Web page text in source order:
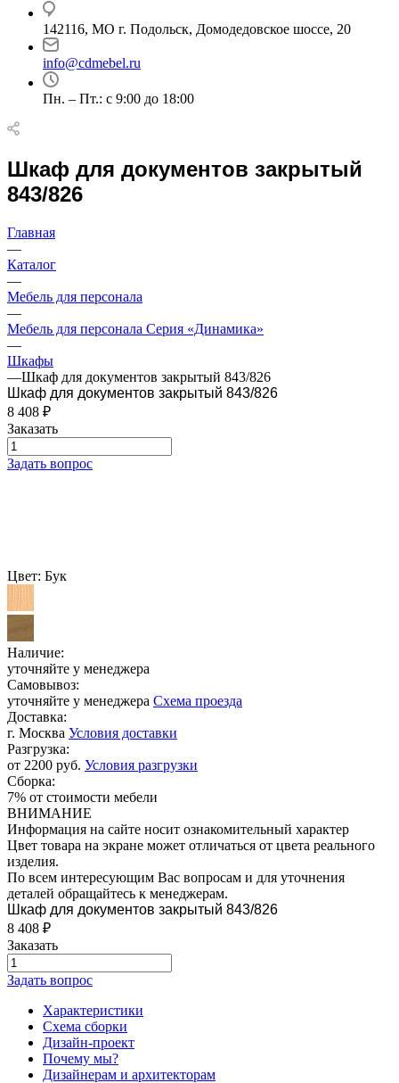
142116, МО г. Подольск, Домодедовское шоссе, 20
info@cdmebel.ru
Пн. – Пт.: с 9:00 до 18:00
Шкаф для документов закрытый
843/826
Главная
—
Каталог
—
Мебель для персонала
—
Мебель для персонала Серия «Динамика»
—
Шкафы
—Шкаф для документов закрытый 843/826
Шкаф для документов закрытый 843/826
8 408 ₽
Заказать
Задать вопрос
Цвет: Бук
Наличие:
уточняйте у менеджера
Самовывоз:
уточняйте у менеджера Схема проезда
Доставка:
г. Москва Условия доставки
Разгрузка:
от 2200 руб. Условия разгрузки
Сборка:
7% от стоимости мебели
ВНИМАНИЕ
Информация на сайте носит ознакомительный характер
Цвет товара на экране может отличаться от цвета реального
изделия.
По всем интересующим Вас вопросам и для уточнения
деталей обращайтесь к менеджерам.
Шкаф для документов закрытый 843/826
8 408 ₽
Заказать
Задать вопрос
Характеристики
Схема сборки
Дизайн-проект
Почему мы?
Дизайнерам и архитекторам